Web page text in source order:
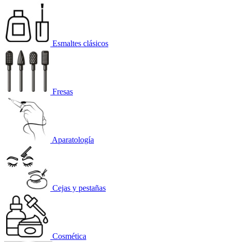
Esmaltes clásicos
Fresas
Aparatología
Cejas y pestañas
Cosmética